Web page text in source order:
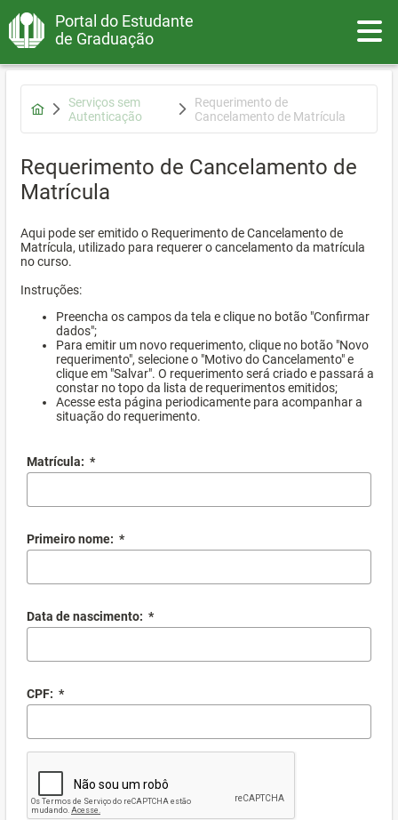
Portal do Estudante
de Graduação
Serviços sem
Autenticação
Requerimento de
Cancelamento de Matrícula
Requerimento de Cancelamento de
Matrícula
Aqui pode ser emitido o Requerimento de Cancelamento de
Matrícula, utilizado para requerer o cancelamento da matrícula
no curso.
Instruções:
Preencha os campos da tela e clique no botão "Confirmar
dados";
Para emitir um novo requerimento, clique no botão "Novo
requerimento", selecione o "Motivo do Cancelamento" e
clique em "Salvar". O requerimento será criado e passará a
constar no topo da lista de requerimentos emitidos;
Acesse esta página periodicamente para acompanhar a
situação do requerimento.
Matrícula: *
Primeiro nome: *
Data de nascimento: *
CPF: *